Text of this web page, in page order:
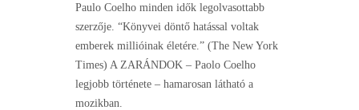
Paulo Coelho minden idők legolvasottabb
szerzője. “Könyvei döntő hatással voltak
emberek millióinak életére.” (The New York
Times) A ZARÁNDOK – Paolo Coelho
legjobb története – hamarosan látható a
mozikban.